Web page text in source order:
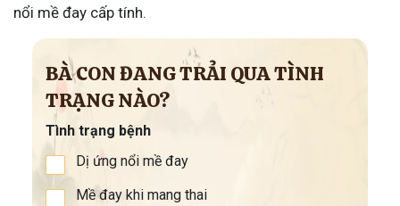
nổi mề đay cấp tính.
BÀ CON ĐANG TRẢI QUA TÌNH
TRẠNG NÀO?
Tình trạng bệnh
Dị ứng nổi mề đay
Mề đay khi mang thai